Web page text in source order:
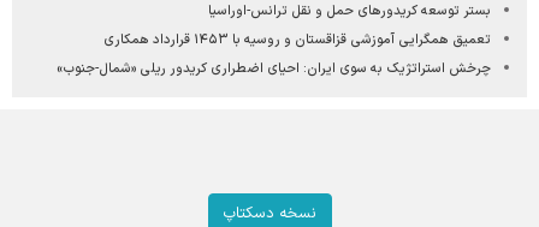
بستر توسعه کریدورهای حمل و نقل ترانس-اوراسیا
تعمیق همگرایی آموزشی قزاقستان و روسیه با ۱۴۵۳ قرارداد همکاری
چرخش استراتژیک به سوی ایران: احیای اضطراری کریدور ریلی «شمال-جنوب»
نسخه دسکتاپ